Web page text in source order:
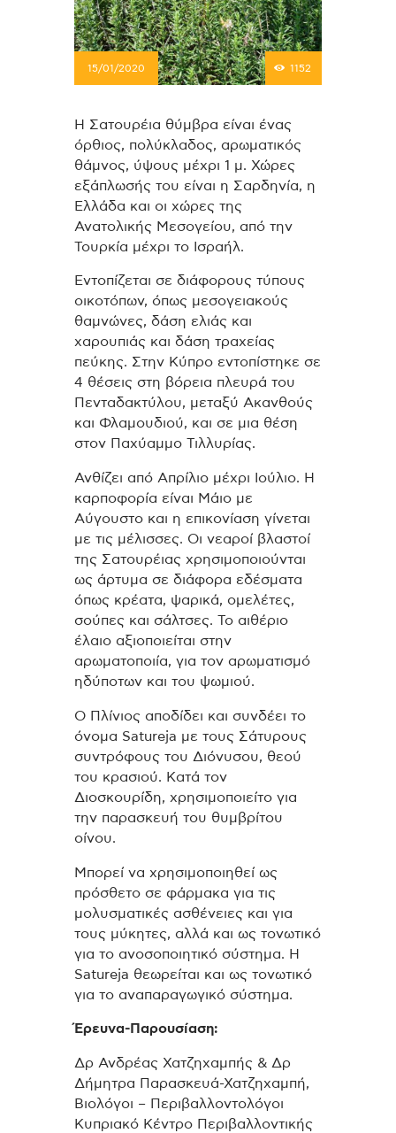
15/01/2020 1152
Η Σατουρέια θύμβρα είναι ένας
όρθιος, πολύκλαδος, αρωματικός
θάμνος, ύψους μέχρι 1 μ. Χώρες
εξάπλωσής του είναι η Σαρδηνία, η
Ελλάδα και οι χώρες της
Ανατολικής Μεσογείου, από την
Τουρκία μέχρι το Ισραήλ.
Εντοπίζεται σε διάφορους τύπους
οικοτόπων, όπως μεσογειακούς
θαμνώνες, δάση ελιάς και
χαρουπιάς και δάση τραχείας
πεύκης. Στην Κύπρο εντοπίστηκε σε
4 θέσεις στη βόρεια πλευρά του
Πενταδακτύλου, μεταξύ Ακανθούς
και Φλαμουδιού, και σε μια θέση
στον Παχύαμμο Τιλλυρίας.
Ανθίζει από Απρίλιο μέχρι Ιούλιο. Η
καρποφορία είναι Μάιο με
Αύγουστο και η επικονίαση γίνεται
με τις μέλισσες. Οι νεαροί βλαστοί
της Σατουρέιας χρησιμοποιούνται
ως άρτυμα σε διάφορα εδέσματα
όπως κρέατα, ψαρικά, ομελέτες,
σούπες και σάλτσες. Το αιθέριο
έλαιο αξιοποιείται στην
αρωματοποιία, για τον αρωματισμό
ηδύποτων και του ψωμιού.
Ο Πλίνιος αποδίδει και συνδέει το
όνομα Satureja με τους Σάτυρους
συντρόφους του Διόνυσου, θεού
του κρασιού. Κατά τον
Διοσκουρίδη, χρησιμοποιείτο για
την παρασκευή του θυμβρίτου
οίνου.
Μπορεί να χρησιμοποιηθεί ως
πρόσθετο σε φάρμακα για τις
μολυσματικές ασθένειες και για
τους μύκητες, αλλά και ως τονωτικό
για το ανοσοποιητικό σύστημα. Η
Satureja θεωρείται και ως τονωτικό
για το αναπαραγωγικό σύστημα.
Έρευνα-Παρουσίαση:
Δρ Ανδρέας Χατζηχαμπής & Δρ
Δήμητρα Παρασκευά-Χατζηχαμπή,
Βιολόγοι – Περιβαλλοντολόγοι
Κυπριακό Κέντρο Περιβαλλοντικής